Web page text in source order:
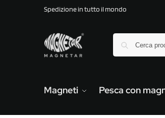
Spedizione in tutto il mondo
Magneti Pesca con